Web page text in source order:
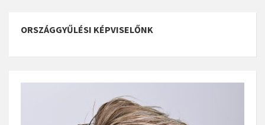
ORSZÁGGYŰLÉSI KÉPVISELŐNK